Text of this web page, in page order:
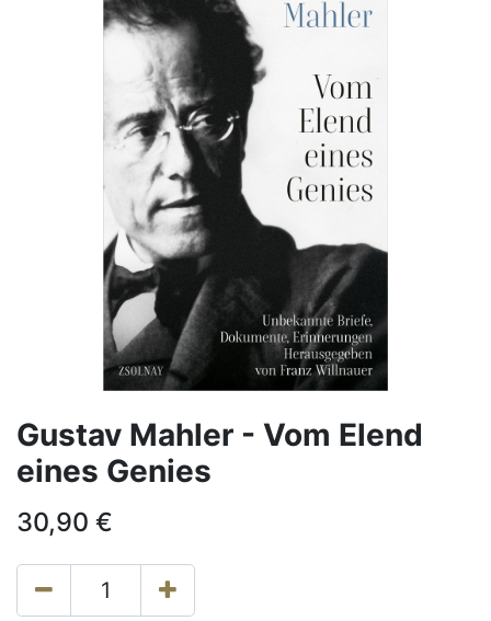
Gustav Mahler - Vom Elend
eines Genies
30,90 €